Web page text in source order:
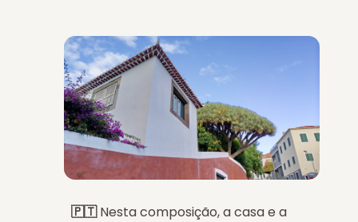
🇵🇹Nesta composição, a casa e a